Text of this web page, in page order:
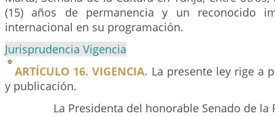
(15) años de permanencia y un reconocido
internacional en su programación.
Jurisprudencia Vigencia
ARTÍCULO 16. VIGENCIA. La presente ley rige a
y publicación.
La Presidenta del honorable Senado de la